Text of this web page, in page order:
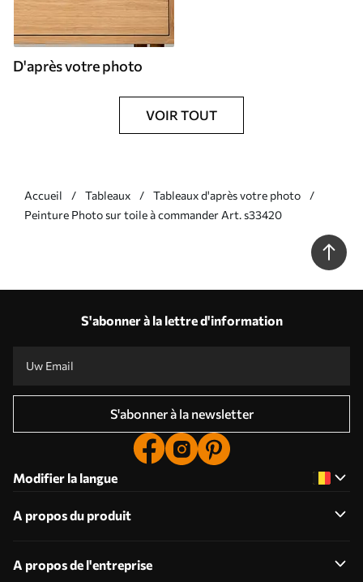
D'après votre photo
VOIR TOUT
Accueil Tableaux
Tableaux d'après votre photo
Peinture Photo sur toile à commander Art. s33420
S'abonner à la lettre d'information
S'abonner à la newsletter
Modifier la langue
A propos du produit
A propos de l'entreprise